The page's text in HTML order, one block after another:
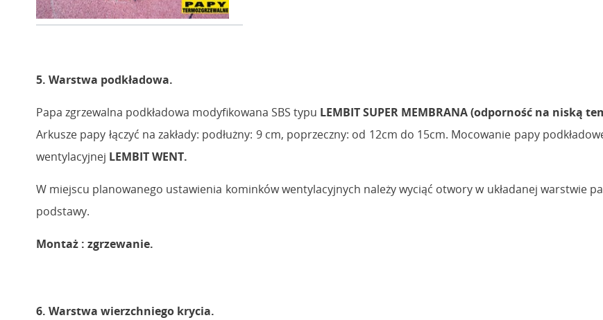
5. Warstwa podkładowa.
Papa zgrzewalna podkładowa modyfikowana SBS typu LEMBIT SUPER MEMBRANA(odporność na niską
Arkusze papy łączyć na zakłady: podłużny: 9 cm, poprzeczny: od 12cm do 15cm. Mocowanie papy
wentylacyjnej LEMBIT WENT.
W miejscu planowanego ustawienia kominków wentylacyjnych należy wyciąć otwory w układanej warstwie
podstawy.
Montaż : zgrzewanie.
6. Warstwa wierzchniego krycia.